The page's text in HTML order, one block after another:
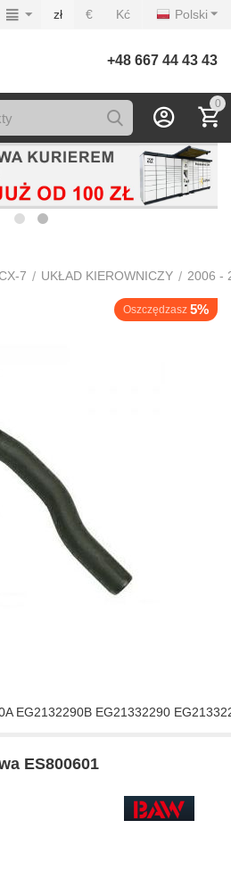
Polski
zł € Kć
+48 667 44 43 43
0
7 / UKŁAD KIEROWNICZY / 2006 -
Oszczędzasz 5%
EG2132290B EG21332290
ES800601